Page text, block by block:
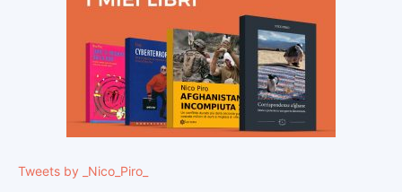
Tweets by _Nico_Piro_